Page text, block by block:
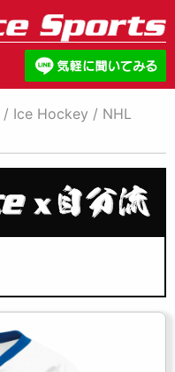
/ Ice Hockey / NHL